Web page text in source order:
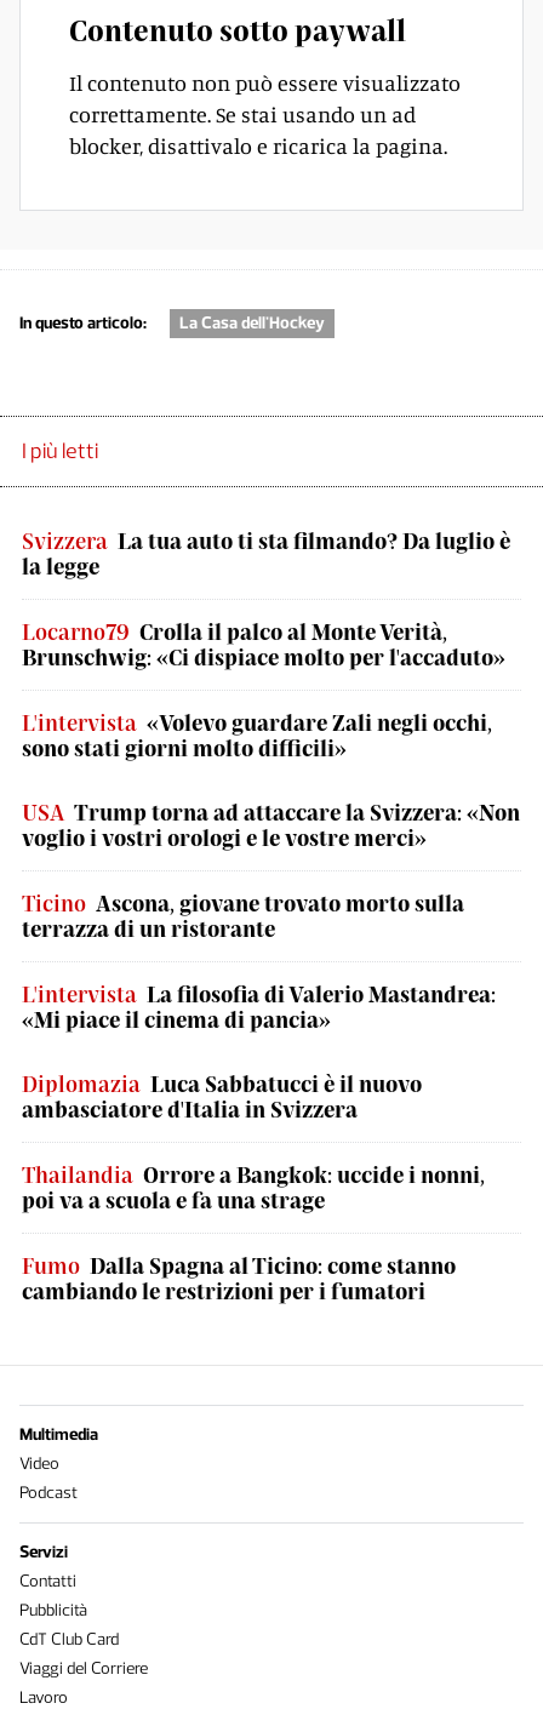
Contenuto sotto paywall
Il contenuto non può essere visualizzato
correttamente. Se stai usando un ad
blocker, disattivalo e ricarica la pagina.
In questo articolo: La Casa dell'Hockey
I più letti
Svizzera La tua auto ti sta filmando? Da luglio è
la legge
Locarno79 Crolla il palco al Monte Verità,
Brunschwig: «Ci dispiace molto per l'accaduto»
L'intervista «Volevo guardare Zali negli occhi,
sono stati giorni molto difficili»
USA Trump torna ad attaccare la Svizzera: «Non
voglio i vostri orologi e le vostre merci»
Ticino Ascona, giovane trovato morto sulla
terrazza di un ristorante
L'intervista La filosofia di Valerio Mastandrea:
«Mi piace il cinema di pancia»
Diplomazia Luca Sabbatucci è il nuovo
ambasciatore d'Italia in Svizzera
Thailandia Orrore a Bangkok: uccide i nonni,
poi va a scuola e fa una strage
Fumo Dalla Spagna al Ticino: come stanno
cambiando le restrizioni per i fumatori
Multimedia
Video
Podcast
Servizi
Contatti
Pubblicità
CdT Club Card
Viaggi del Corriere
Lavoro